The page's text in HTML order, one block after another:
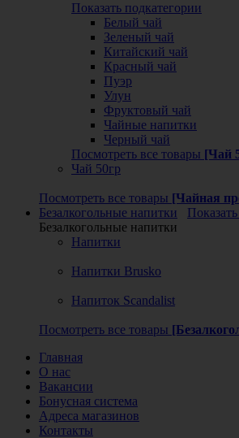
Показать подкатегории
Белый чай
Зеленый чай
Китайский чай
Красный чай
Пуэр
Улун
Фруктовый чай
Чайные напитки
Черный чай
Посмотреть все товары [Чай
Чай 50гр
Посмотреть все товары [Чайная
Безалкогольные напитки
Безалкогольные напитки
Напитки
Напитки Brusko
Напиток Scandalist
Посмотреть все товары
Главная
О нас
Вакансии
Бонусная система
Адреса магазинов
Контакты